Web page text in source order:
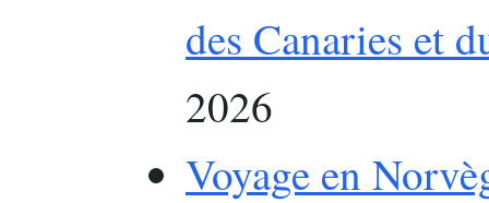
des Canaries et
2026
Voyage en